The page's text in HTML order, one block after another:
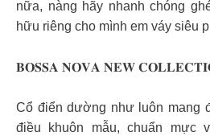
nữa, nàng hãy nhanh chóng
hữu riêng cho mình em váy siêu
𝐁𝐎𝐒𝐒𝐀 𝐍𝐎𝐕𝐀 𝐍𝐄𝐖
Cổ điển dường như luôn mang
điều khuôn mẫu, chuẩn mực